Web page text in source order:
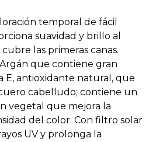
temporal de fácil
suavidad y brillo al
las primeras canas.
que contiene gran
E, antioxidante natural, que
cabelludo; contiene un
vegetal que mejora la
del color. Con filtro solar
UV y prolonga la